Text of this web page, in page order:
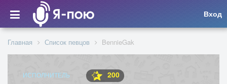
Вход
Главная Список певцов BennieGak
ИСПОЛНИТЕЛЬ 200